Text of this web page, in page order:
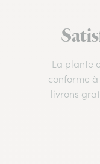
La plante
conforme
livrons